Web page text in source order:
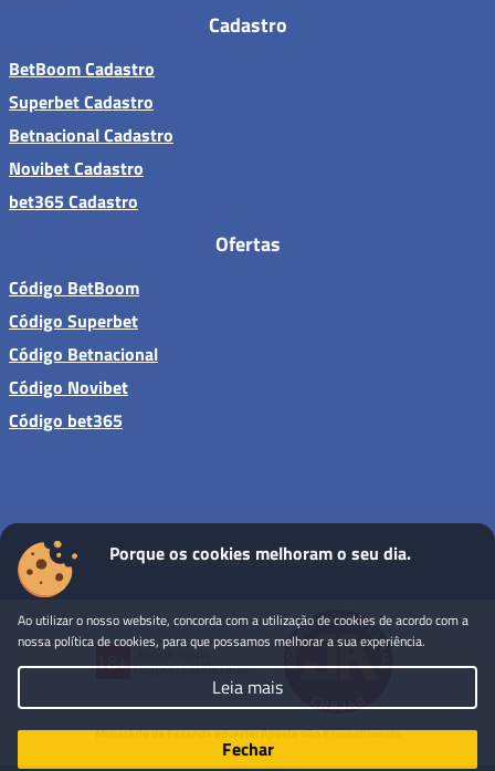
Cadastro
BetBoom Cadastro
Superbet Cadastro
Betnacional Cadastro
Novibet Cadastro
bet365 Cadastro
Ofertas
Código BetBoom
Código Superbet
Código Betnacional
Código Novibet
Código bet365
Sites de apostas - Todos os direitos reservados
Porque os cookies melhoram o seu dia.
Ao utilizar o nosso website, concorda com a utilização de cookies de acordo com a
nossa política de cookies, para que possamos melhorar a sua experiência.
Leia mais
Fechar
Ministério da Fazenda adverte: Aposta não é investimento